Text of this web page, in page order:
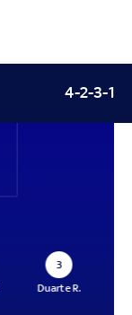
4-2-3-1
3
Duarte R.